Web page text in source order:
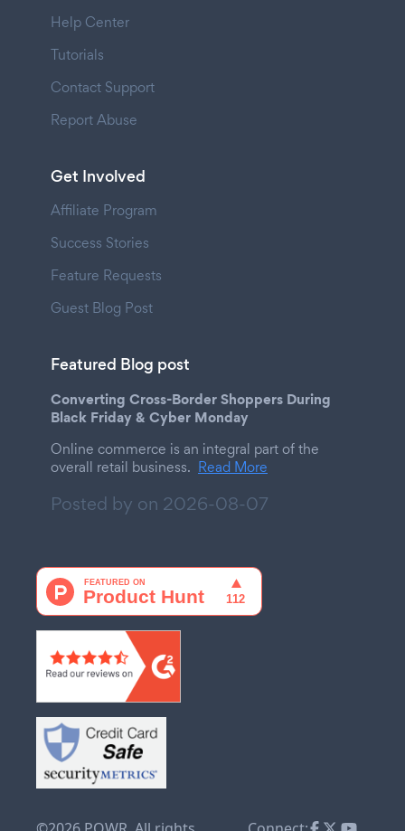
Help Center
Tutorials
Contact Support
Report Abuse
Get Involved
Affiliate Program
Success Stories
Feature Requests
Guest Blog Post
Featured Blog post
Converting Cross-Border Shoppers During
Black Friday & Cyber Monday
Online commerce is an integral part of the
overall retail business. Read More
Posted by on 2026-08-07